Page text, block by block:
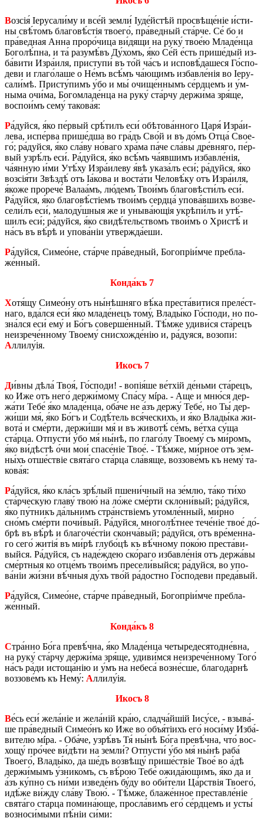
Возсія́ Іеру­са­ли́му и все́й зе­мли́ Іуде́й­стѣй про­свѣ­ще́ніе и́сти­
ны свѣ́­томъ бла­го­вѣ́­стія тво­е­го́, пра́­вед­ный ста́р­че. Се́ бо и
пра́­вед­ная Анна про­ро́­чи­ца ви́дящи на руку́ тво­е́ю Мла­де́н­ца
Бо­го­лѣ́п­на, и та́ разу­мѣ́въ Ду́­хомъ, я́ко Се́й е́сть при­ше́­дый из­
ба́­ви­ти Изра́­иля, при­сту­пи́ въ то́й ча́съ и ис­по­вѣ́­да­ше­ся Го́­спо­
де­ви и гла­го́­ла­ше о Не́мъ всѣ́мъ ча́­ю­щимъ из­ба­вле́нія во Іеру­
са­ли́­мѣ. При­сту́­пимъ у́бо и мы́ очи­ще́н­нымъ се́рд­цемъ и у́м­
ны­ма очи́­ма, Бо­го­мла­де́н­ца на руку́ ста́р­чу дер­жи́­ма зря́ще,
вос­по­и́мъ сему́ та­ко­ва́я:
Ра́дуй­ся, я́ко пе́р­вый срѣ́­тилъ еси́ обѣ­то­ва́н­но­го Царя́ Изра́­и­
ле­ва, ис­пе́р­ва при­ше́д­ша во гра́дъ Сво́й и въ до́мъ Отца́ Сво­е­
го́; ра́дуй­ся, я́ко сла́ву но́­ва­го хра́­ма па́че сла́­вы дре́в­няго, пе́р­
вый узрѣ́лъ еси́. Ра́дуй­ся, я́ко всѣ́мъ ча́явшимъ из­ба­вле́нія,
ча́янную и́ми Утѣ́ху Изра́­и­леву я́вѣ ука­за́лъ еси́; ра́дуй­ся, я́ко
возсія́ти Звѣз­дѣ́ отъ Іа́­ко­ва и во­ста́­ти Че­ло­вѣ́ку отъ Изра́­иля,
я́коже про­ре­че́ Ва­ла­а́мъ, лю́­демъ Тво­и́мъ бла­го­вѣ­сти́лъ еси́.
Ра́дуй­ся, я́ко бла­го­вѣ́­стіемъ тво­и́мъ серд­ца́ упо­ва́в­шихъ воз­ве­
се­ли́лъ еси́, ма­ло­ду́ш­ныя же и уны­ва́­ю­щія укрѣ­пи́лъ и утѣ́­
шилъ еси́; ра́дуй­ся, я́ко сви­дѣ́­тель­ствомъ тво­и́мъ о Хри­стѣ́ и
на́съ въ вѣ́рѣ и упо­ва́ніи утвер­жда́­е­ши.
Ра́дуй­ся, Си­ме­о́­не, ста́р­че пра́­вед­ный, Бо­го­пріи́м­че пре­бла­
же́н­ный.
Кон­да́къ 7
Хотя́щу Си­ме­о́ну отъ ны́­нѣш­няго вѣ́ка пре­ста́­ви­ти­ся пре­ле́ст­
на­го, вда́л­ся еси́ я́ко мла­де́­нецъ тому́, Вла­ды́­ко Го́­спо­ди, но по­
зна́л­ся еси́ ему́ и Бо́гъ со­вер­ше́н­ный. Тѣ́м­же уди­ви́ся ста́­рецъ
не­из­ре­че́н­но­му Тво­е­му́ снис­хо­жде́нію и, ра́дуяся, во­зо­пи́:
Алли­лу́ія.
Икосъ 7
Ди́вны дѣла́ Твоя́, Го́­спо­ди! - вопія́ше ве́­тхій де́нь­ми ста́­рецъ,
ко Иже отъ него́ дер­жи́­мому Спа́су мíра. - Аще и мню́ся дер­
жа́­ти Тебе́ я́ко мла­де́н­ца, оба́­че не а́зъ дер­жу́ Тебе́, но Ты́ дер­
жи́­ши мя́, я́ко Бо́гъ и Со­дѣ́­тель вся́­че­скихъ, и я́ко Вла­ды́­ка жи­
во­та́ и сме́р­ти, дер­жи́­ши мя́ и въ жи­во­тѣ́ се́мъ, ве́­тха су́ща
ста́р­ца. Отпу­сти́ у́бо мя́ ны́нѣ, по гла­го́­лу Тво­е­му́ съ ми́­ромъ,
я́ко ви́­дѣ­стѣ о́чи мои́ спа­се́ніе Твое́. - Тѣ́м­же, ми́р­ное отъ зем­
ны́хъ от­ше́­ствіе свята́го ста́р­ца сла́вяще, воз­зо­ве́мъ къ нему́ та­
ко­ва́я:
Ра́дуй­ся, я́ко кла́съ зрѣ́­лый пше­ни́ч­ный на зе́­млю, та́ко ти́хо
ста́р­че­скую гла­ву́ твою́ на ло́же сме́р­ти скло­ни́­вый; ра́дуй­ся,
я́ко пу́т­никъ да́ль­нимъ стра́н­ствіемъ уто­мле́н­ный, ми́р­но
сно́мъ сме́р­ти по­чи́­вый. Ра́дуй­ся, мно­го­лѣ́т­нее те­че́ніе твое́ до́­
брѣ въ вѣ́рѣ и бла­го­че́­стіи скон­ча́­вый; ра́дуй­ся, отъ вре́­мен­на­
го сего́ житія́ въ ми́рѣ глу­бо́­цѣ къ вѣ́ч­ному по­ко́ю пре­ста́­ви­
вый­ся. Ра́дуй­ся, съ на­де́­ждею ско́­ра­го из­ба­вле́нія отъ дер­жа́­вы
сме́рт­ныя ко отце́мъ тво­и́мъ пре­се­ли́­вый­ся; ра́дуй­ся, во упо­
ва́ніи жи́­зни вѣ́ч­ныя ду́хъ тво́й ра́­дост­но Го́­спо­де­ви пре­да́­вый.
Ра́дуй­ся, Си­ме­о́­не, ста́р­че пра́­вед­ный, Бо­го­пріи́м­че пре­бла­
же́н­ный.
Кон­да́къ 8
Стра́н­но Бо́га пре­вѣ́ч­на, я́ко Мла­де́н­ца че­ты­ре­де­сято­дне́в­на,
на руку́ ста́р­чу дер­жи́­ма зря́ще, уди­ви́м­ся не­из­ре­че́н­но­му Того́
на́съ ра́ди исто­ща́нію и у́мъ на не­бе­са́ воз­не́с­ше, бла­го­да́р­нѣ
воз­зо­ве́мъ къ Нему́: Алли­лу́ія.
Икосъ 8
Ве́сь еси́ же­ла́ніе и же­ла́ній кра́ю, слад­ча́й­шій Іису́­се, - взы­ва́­
ше пра́­вед­ный Си­ме­о́нъ ко Иже во объя́тіихъ его́ но­си́му Из­ба́­
ви­те­лю мíра. - Оба́­че, узрѣ́въ Тя́ ны́нѣ Бо́га пре­вѣ́ч­на, что́ вос­
хо­щу́ про́­чее ви́­дѣ­ти на зе­мли́? Отпу­сти́ у́бо мя́ ны́нѣ раба́
Тво­е­го́, Вла­ды́­ко, да ше́дъ воз­вѣ­щу́ при­ше́­ствіе Твое́ во а́дѣ
дер­жи́­мымъ у́з­ни­комъ, съ вѣ́­рою Тебе́ ожи­да́­ю­щимъ, я́ко да и
а́зъ ку́п­но съ ни́ми из­ве­де́нъ бу́ду во оби́­те­ли Ца́рствія Тво­е­го́,
идѣ́­же ви́­жду сла́ву Твою́. - Тѣ́м­же, бла­же́н­ное пре­став­ле́ніе
свята́го ста́р­ца по­ми­на́­ю­ще, про­сла́­вимъ его́ се́рд­цемъ и усты́
воз­но­си́­мы­ми пѣ́ніи си́ми: